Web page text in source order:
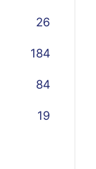
26
184
84
19